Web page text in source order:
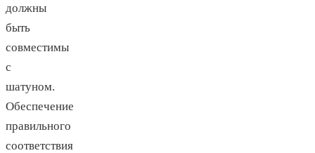
должны
быть
совместимы
с
шатуном.
Обеспечение
правильного
соответствия